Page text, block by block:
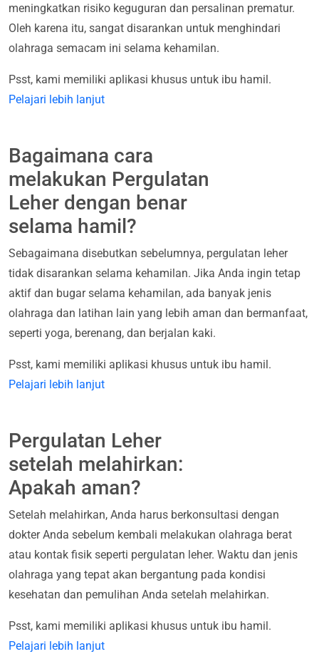
meningkatkan risiko keguguran dan persalinan prematur.
Oleh karena itu, sangat disarankan untuk menghindari
olahraga semacam ini selama kehamilan.
Psst, kami memiliki aplikasi khusus untuk ibu hamil.
Pelajari lebih lanjut
Bagaimana cara
melakukan Pergulatan
Leher dengan benar
selama hamil?
Sebagaimana disebutkan sebelumnya, pergulatan leher
tidak disarankan selama kehamilan. Jika Anda ingin tetap
aktif dan bugar selama kehamilan, ada banyak jenis
olahraga dan latihan lain yang lebih aman dan bermanfaat,
seperti yoga, berenang, dan berjalan kaki.
Psst, kami memiliki aplikasi khusus untuk ibu hamil.
Pelajari lebih lanjut
Pergulatan Leher
setelah melahirkan:
Apakah aman?
Setelah melahirkan, Anda harus berkonsultasi dengan
dokter Anda sebelum kembali melakukan olahraga berat
atau kontak fisik seperti pergulatan leher. Waktu dan jenis
olahraga yang tepat akan bergantung pada kondisi
kesehatan dan pemulihan Anda setelah melahirkan.
Psst, kami memiliki aplikasi khusus untuk ibu hamil.
Pelajari lebih lanjut